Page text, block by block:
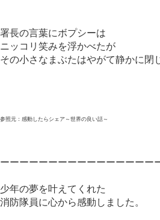
署長の言葉にボプシーは
ニッコリ笑みを浮かべたが
その小さなまぶたはやがて静かに閉
参照元：感動したらシェア～世界の良い話～
ーーーーーーーーーーーーーーーー
少年の夢を叶えてくれた
消防隊員に心から感動しました。